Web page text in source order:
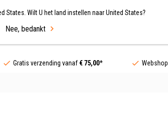
Nederland / EUR
States. Wilt U het land instellen naar United States?
Nee, bedankt
Gratis verzending vanaf € 75,00* Webshop